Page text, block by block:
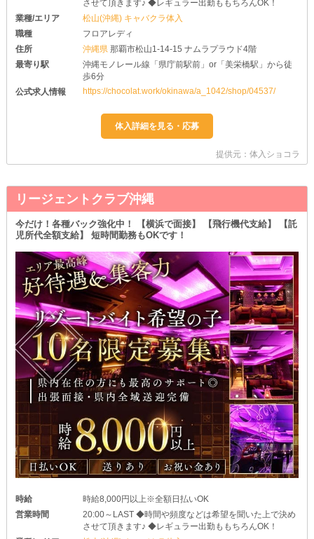
させて頂きます♪ ◆レギュラー出勤ももちろんOK！
業種/エリア
松山(沖縄) キャバクラ体入
職種
フロアレディ
住所
沖縄県那覇市松山1-14-15 ナムラプラウド4階
最寄り駅
沖縄モノレール線「県庁前駅前」or「美栄橋駅」から徒
歩6分
公式求人情報
https://chocolat.work/okinawa/a_1042/shop/04537/
提供元：体入ショコラ
リージェントクラブ沖縄
今だけ！各種バック強化中！ 【横浜で面接】 【飛行機代支給】 【託
児所代全額支給】 短時間勤務もOKです！
時給
時給8,000円以上※全額日払いOK
営業時間
20:00～LAST ◆時間や頻度などは希望を聞いた上で決め
させて頂きます♪ ◆レギュラー出勤ももちろんOK！